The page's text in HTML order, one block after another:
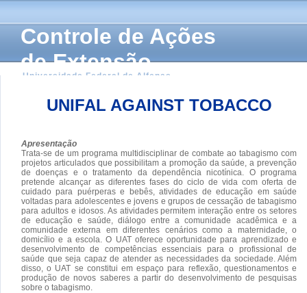
Controle de Ações
de Extensão
Universidade Federal de Alfenas
UNIFAL AGAINST TOBACCO
Apresentação
Trata-se de um programa multidisciplinar de combate ao tabagismo com
projetos articulados que possibilitam a promoção da saúde, a prevenção
de doenças e o tratamento da dependência nicotínica. O programa
pretende alcançar as diferentes fases do ciclo de vida com oferta de
cuidado para puérperas e bebês, atividades de educação em saúde
voltadas para adolescentes e jovens e grupos de cessação de tabagismo
para adultos e idosos. As atividades permitem interação entre os setores
de educação e saúde, diálogo entre a comunidade acadêmica e a
comunidade externa em diferentes cenários como a maternidade, o
domicílio e a escola. O UAT oferece oportunidade para aprendizado e
desenvolvimento de competências essenciais para o profissional de
saúde que seja capaz de atender as necessidades da sociedade. Além
disso, o UAT se constitui em espaço para reflexão, questionamentos e
produção de novos saberes a partir do desenvolvimento de pesquisas
sobre o tabagismo.